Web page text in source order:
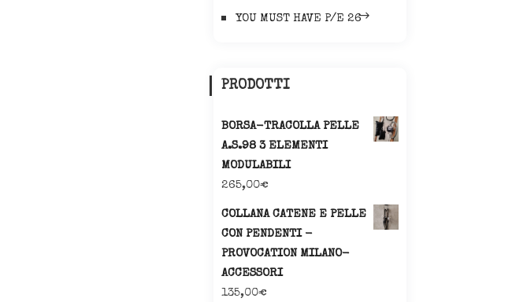
YOU MUST HAVE P/E 26
PRODOTTI
BORSA-TRACOLLA PELLE
A.S.98 3 ELEMENTI
MODULABILI
265,00€
COLLANA CATENE E PELLE
CON PENDENTI -
PROVOCATION MILANO-
ACCESSORI
135,00€